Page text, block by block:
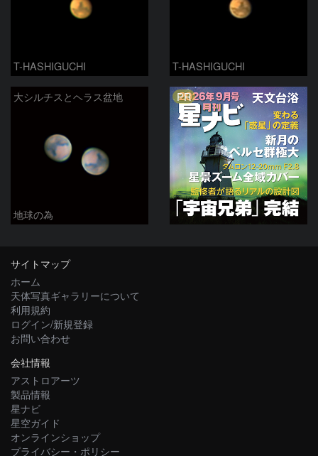
T-HASHIGUCHI T-HASHIGUCHI
大シルチスとヘラス盆地
地球の為
PR
サイトマップ
ホーム
天体写真ギャラリーについて
利用規約
ログイン/新規登録
お問い合わせ
会社情報
アストロアーツ
製品情報
星ナビ
星空ガイド
オンラインショップ
プライバシー・ポリシー